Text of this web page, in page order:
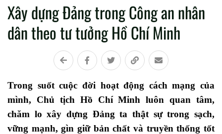
Xây dựng Đảng trong Công an nhân
dân theo tư tưởng Hồ Chí Minh
Trong suốt cuộc đời hoạt động cách mạng của
mình, Chủ tịch Hồ Chí Minh luôn quan tâm,
chăm lo xây dựng Đảng ta thật sự trong sạch,
vững mạnh, gìn giữ bản chất và truyền thống tốt